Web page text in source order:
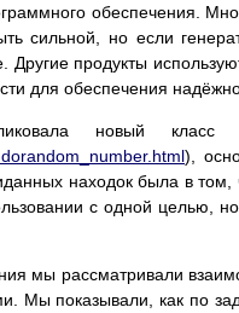
обеспечения.
сильной, но если
Другие продукты
для обеспечения
новый
),
находок была в том,
с одной целью,
мы рассматривали
Мы показывали, как по